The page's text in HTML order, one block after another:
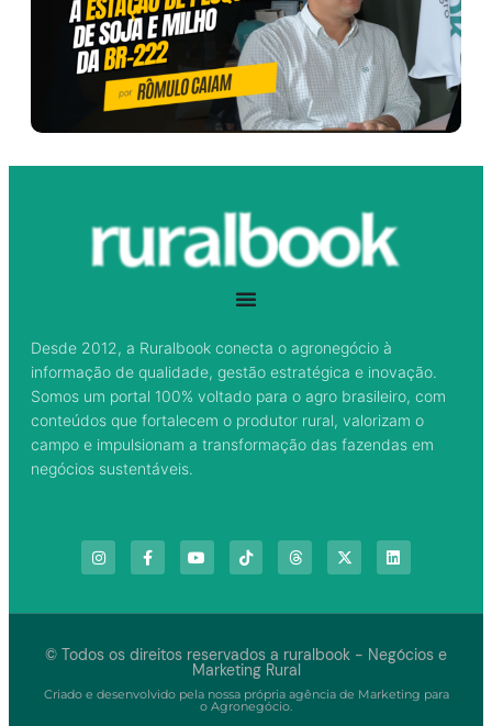
Desde 2012, a Ruralbook conecta o agronegócio à
informação de qualidade, gestão estratégica e inovação.
Somos um portal 100% voltado para o agro brasileiro, com
conteúdos que fortalecem o produtor rural, valorizam o
campo e impulsionam a transformação das fazendas em
negócios sustentáveis.
© Todos os direitos reservados a ruralbook - Negócios e
Marketing Rural
Criado e desenvolvido pela nossa própria agência de Marketing para
o Agronegócio.